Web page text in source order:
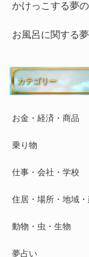
かけっこする夢
お風呂に関する
カテゴリー
お金・経済・商品
乗り物
仕事・会社・学校
住居・場所・地域
動物・虫・生物
夢占い